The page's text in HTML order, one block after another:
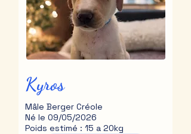
Kyros
Mâle Berger Créole
Né le 09/05/2026
Poids estimé : 15 a 20kg